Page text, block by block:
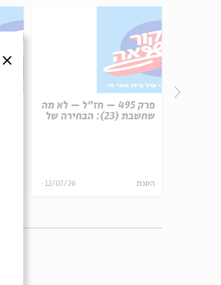
פרק 495 – חז"ל – לא מה
שחשבת (23): הבחירה של
הסכת 12/07/26
סגור